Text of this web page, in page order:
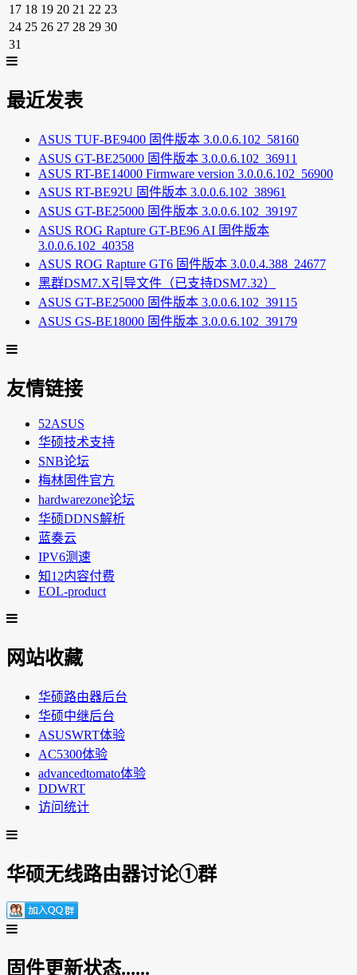
17 18 19 20 21 22 23
24 25 26 27 28 29 30
31
最近发表
ASUS TUF-BE9400 固件版本 3.0.0.6.102_58160
ASUS GT-BE25000 固件版本 3.0.0.6.102_36911
ASUS RT-BE14000 Firmware version 3.0.0.6.102_56900
ASUS RT-BE92U 固件版本 3.0.0.6.102_38961
ASUS GT-BE25000 固件版本 3.0.0.6.102_39197
ASUS ROG Rapture GT-BE96 AI 固件版本
3.0.0.6.102_40358
ASUS ROG Rapture GT6 固件版本 3.0.0.4.388_24677
黑群DSM7.X引导文件（已支持DSM7.32）
ASUS GT-BE25000 固件版本 3.0.0.6.102_39115
ASUS GS-BE18000 固件版本 3.0.0.6.102_39179
友情链接
52ASUS
华硕技术支持
SNB论坛
梅林固件官方
hardwarezone论坛
华硕DDNS解析
蓝奏云
IPV6测速
知12内容付费
EOL-product
网站收藏
华硕路由器后台
华硕中继后台
ASUSWRT体验
AC5300体验
advancedtomato体验
DDWRT
访问统计
华硕无线路由器讨论①群
固件更新状态......